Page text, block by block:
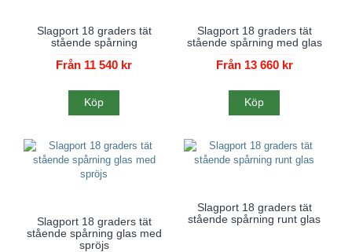
Slagport 18 graders tät
stående spårning
Från 11 540 kr
Köp
Slagport 18 graders tät
stående spårning med glas
Från 13 660 kr
Köp
Slagport 18 graders tät
stående spårning glas med
spröjs
Slagport 18 graders tät
stående spårning runt glas